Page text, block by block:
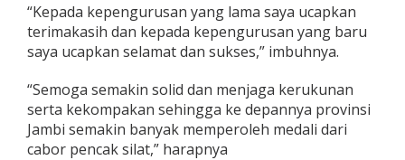
“Kepada kepengurusan yang lama saya ucapkan
terimakasih dan kepada kepengurusan yang baru
saya ucapkan selamat dan sukses,” imbuhnya.
“Semoga semakin solid dan menjaga kerukunan
serta kekompakan sehingga ke depannya provinsi
Jambi semakin banyak memperoleh medali dari
cabor pencak silat,” harapnya